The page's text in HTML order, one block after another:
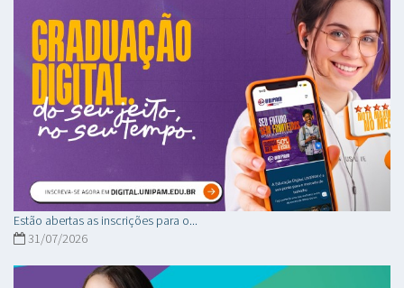
Estão abertas as inscrições para o...
31/07/2026